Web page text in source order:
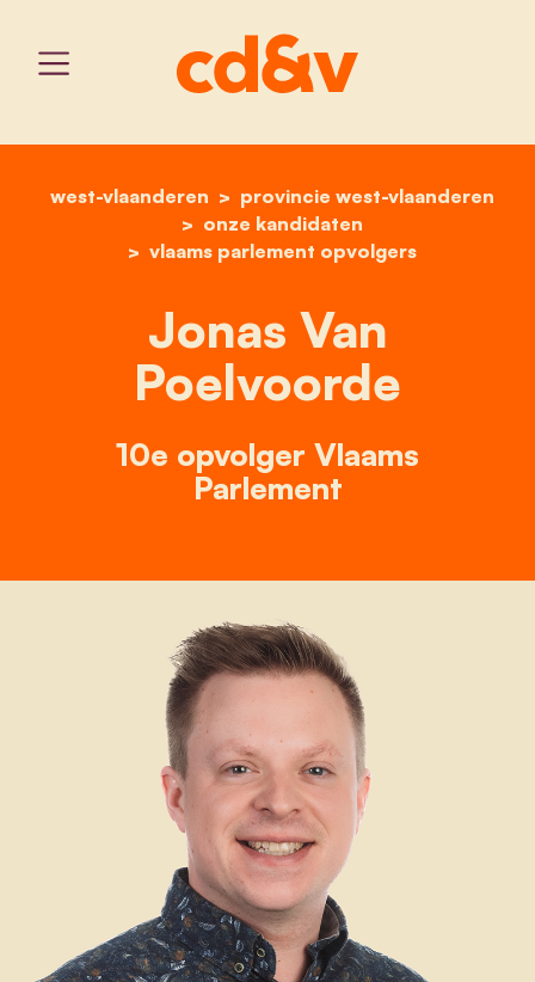
home
west-vlaanderen
provincie west-vlaanderen
onze kandidaten
vlaams parlement opvolgers
jonas van poelvoorde
Jonas Van
Poelvoorde
10e opvolger Vlaams
Parlement